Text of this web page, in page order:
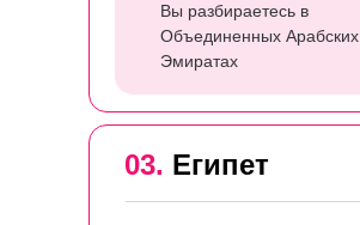
Вы разбираетесь в
Объединенных Арабских
Эмиратах
03. Египет